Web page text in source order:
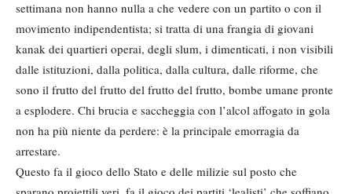
settimana non hanno nulla a che vedere con un partito o con il
movimento indipendentista; si tratta di una frangia di giovani
kanak dei quartieri operai, degli slum, i dimenticati, i non visibili
dalle istituzioni, dalla politica, dalla cultura, dalle riforme, che
sono il frutto del frutto del frutto del frutto, bombe umane pronte
a esplodere. Chi brucia e saccheggia con l’alcol affogato in gola
non ha più niente da perdere: è la principale emorragia da
arrestare.
Questo fa il gioco dello Stato e delle milizie sul posto che